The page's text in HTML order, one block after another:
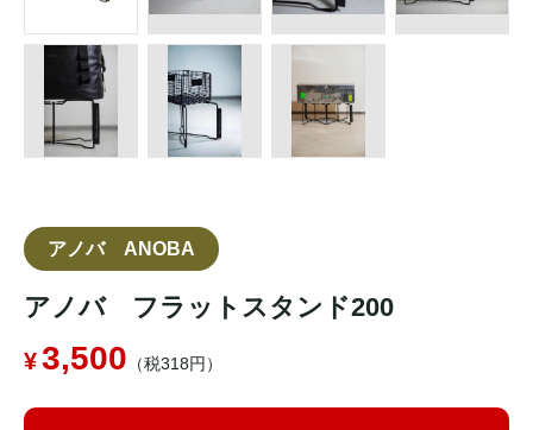
アノバ ANOBA
アノバ フラットスタンド200
3,500 （税318円）